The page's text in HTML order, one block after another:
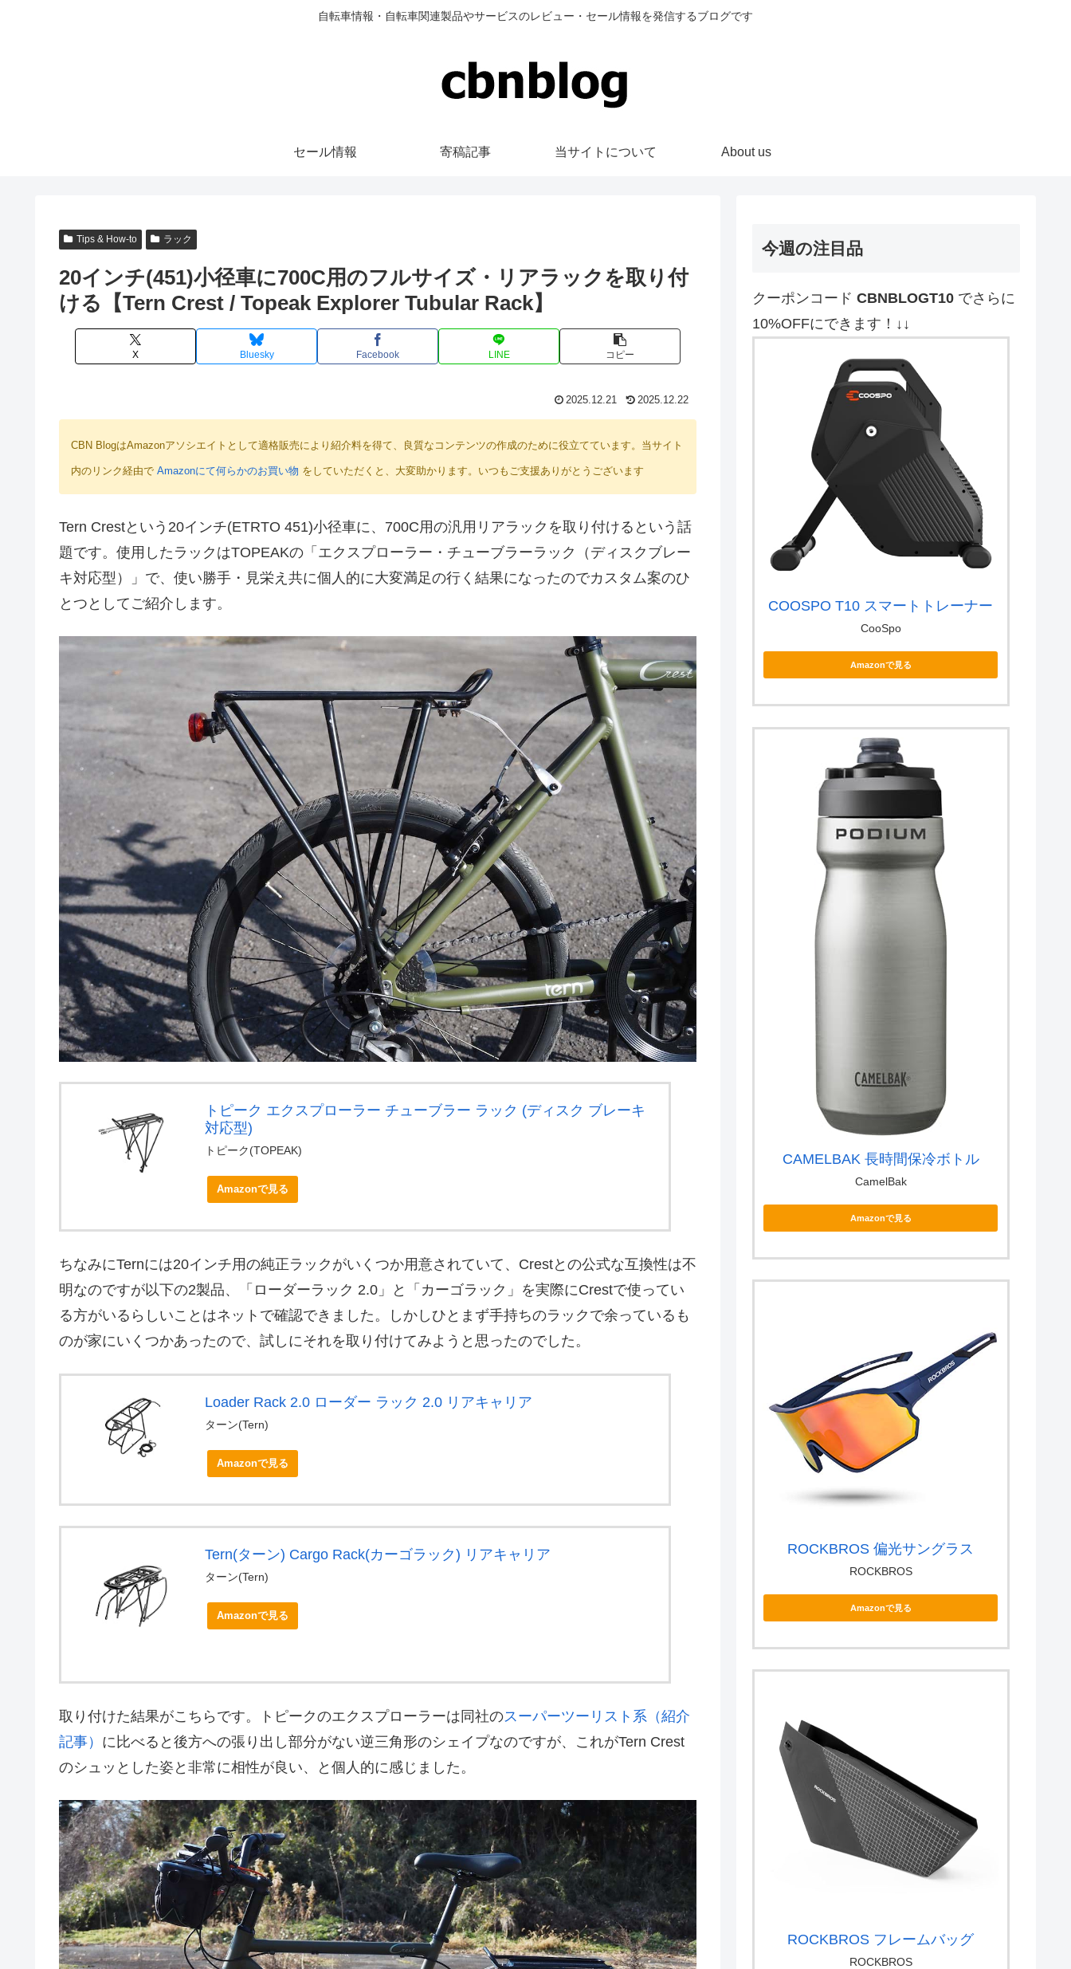
自転車情報・自転車関連製品やサービスのレビュー・セール情報を発信するブログです
セール情報 寄稿記事 当サイトについて About us
Tips & How-to ラック
20インチ(451)小径車に700C用のフルサイズ・リアラックを取り付
ける【Tern Crest / Topeak Explorer Tubular Rack】
X Bluesky Facebook LINE コピー
2025.12.21 2025.12.22
CBN BlogはAmazonアソシエイトとして適格販売により紹介料を得て、良質なコンテンツの作成のために役立てています。当サイト
内のリンク経由で Amazonにて何らかのお買い物 をしていただくと、大変助かります。いつもご支援ありがとうございます
Tern Crestという20インチ(ETRTO 451)小径車に、700C用の汎用リアラックを取り付けるという話
題です。使用したラックはTOPEAKの「エクスプローラー・チューブラーラック（ディスクブレー
キ対応型）」で、使い勝手・見栄え共に個人的に大変満足の行く結果になったのでカスタム案のひ
とつとしてご紹介します。
トピーク エクスプローラー チューブラー ラック (ディスク ブレーキ
対応型)
トピーク(TOPEAK)
Amazonで見る
ちなみにTernには20インチ用の純正ラックがいくつか用意されていて、Crestとの公式な互換性は不
明なのですが以下の2製品、「ローダーラック 2.0」と「カーゴラック」を実際にCrestで使ってい
る方がいるらしいことはネットで確認できました。しかしひとまず手持ちのラックで余っているも
のが家にいくつかあったので、試しにそれを取り付けてみようと思ったのでした。
Loader Rack 2.0 ローダー ラック 2.0 リアキャリア
ターン(Tern)
Amazonで見る
Tern(ターン) Cargo Rack(カーゴラック) リアキャリア
ターン(Tern)
Amazonで見る
取り付けた結果がこちらです。トピークのエクスプローラーは同社のスーパーツーリスト系（紹介
記事） に比べると後方への張り出し部分がない逆三角形のシェイプなのですが、これがTern Crest
のシュッとした姿と非常に相性が良い、と個人的に感じました。
今週の注目品
クーポンコード CBNBLOGT10 でさらに
10%OFFにできます！↓↓
COOSPO T10 スマートトレーナー
CooSpo
Amazonで見る
CAMELBAK 長時間保冷ボトル
CamelBak
Amazonで見る
ROCKBROS 偏光サングラス
ROCKBROS
Amazonで見る
ROCKBROS フレームバッグ
ROCKBROS